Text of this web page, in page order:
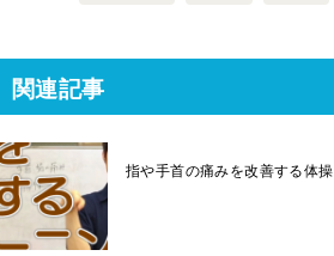
関連記事
指や手首の痛みを改善する体操